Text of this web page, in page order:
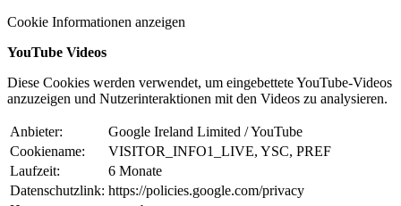
Cookie Informationen anzeigen
YouTube Videos
Diese Cookies werden verwendet, um eingebettete YouTube-Videos
anzuzeigen und Nutzerinteraktionen mit den Videos zu analysieren.
Anbieter:
Google Ireland Limited / YouTube
Cookiename:
VISITOR_INFO1_LIVE, YSC, PREF
Laufzeit:
6 Monate
Datenschutzlink: https://policies.google.com/privacy